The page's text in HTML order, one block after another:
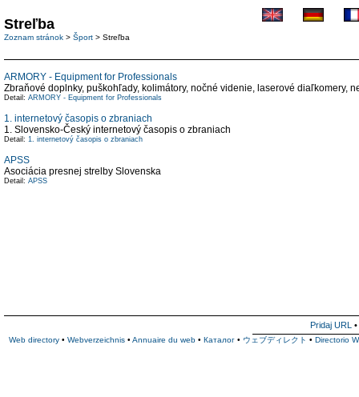
Streľba
Zoznam stránok > Šport > Streľba
ARMORY - Equipment for Professionals
Zbraňové doplnky, puškohľady, kolimátory, nočné videnie, laserové diaľkomery,
Detail: ARMORY - Equipment for Professionals
1. internetový časopis o zbraniach
1. Slovensko-Český internetový časopis o zbraniach
Detail: 1. internetový časopis o zbraniach
APSS
Asociácia presnej strelby Slovenska
Detail: APSS
Pridaj URL •
Web directory • Webverzeichnis • Annuaire du web • Каталог • ウェブディレクト • Directorio